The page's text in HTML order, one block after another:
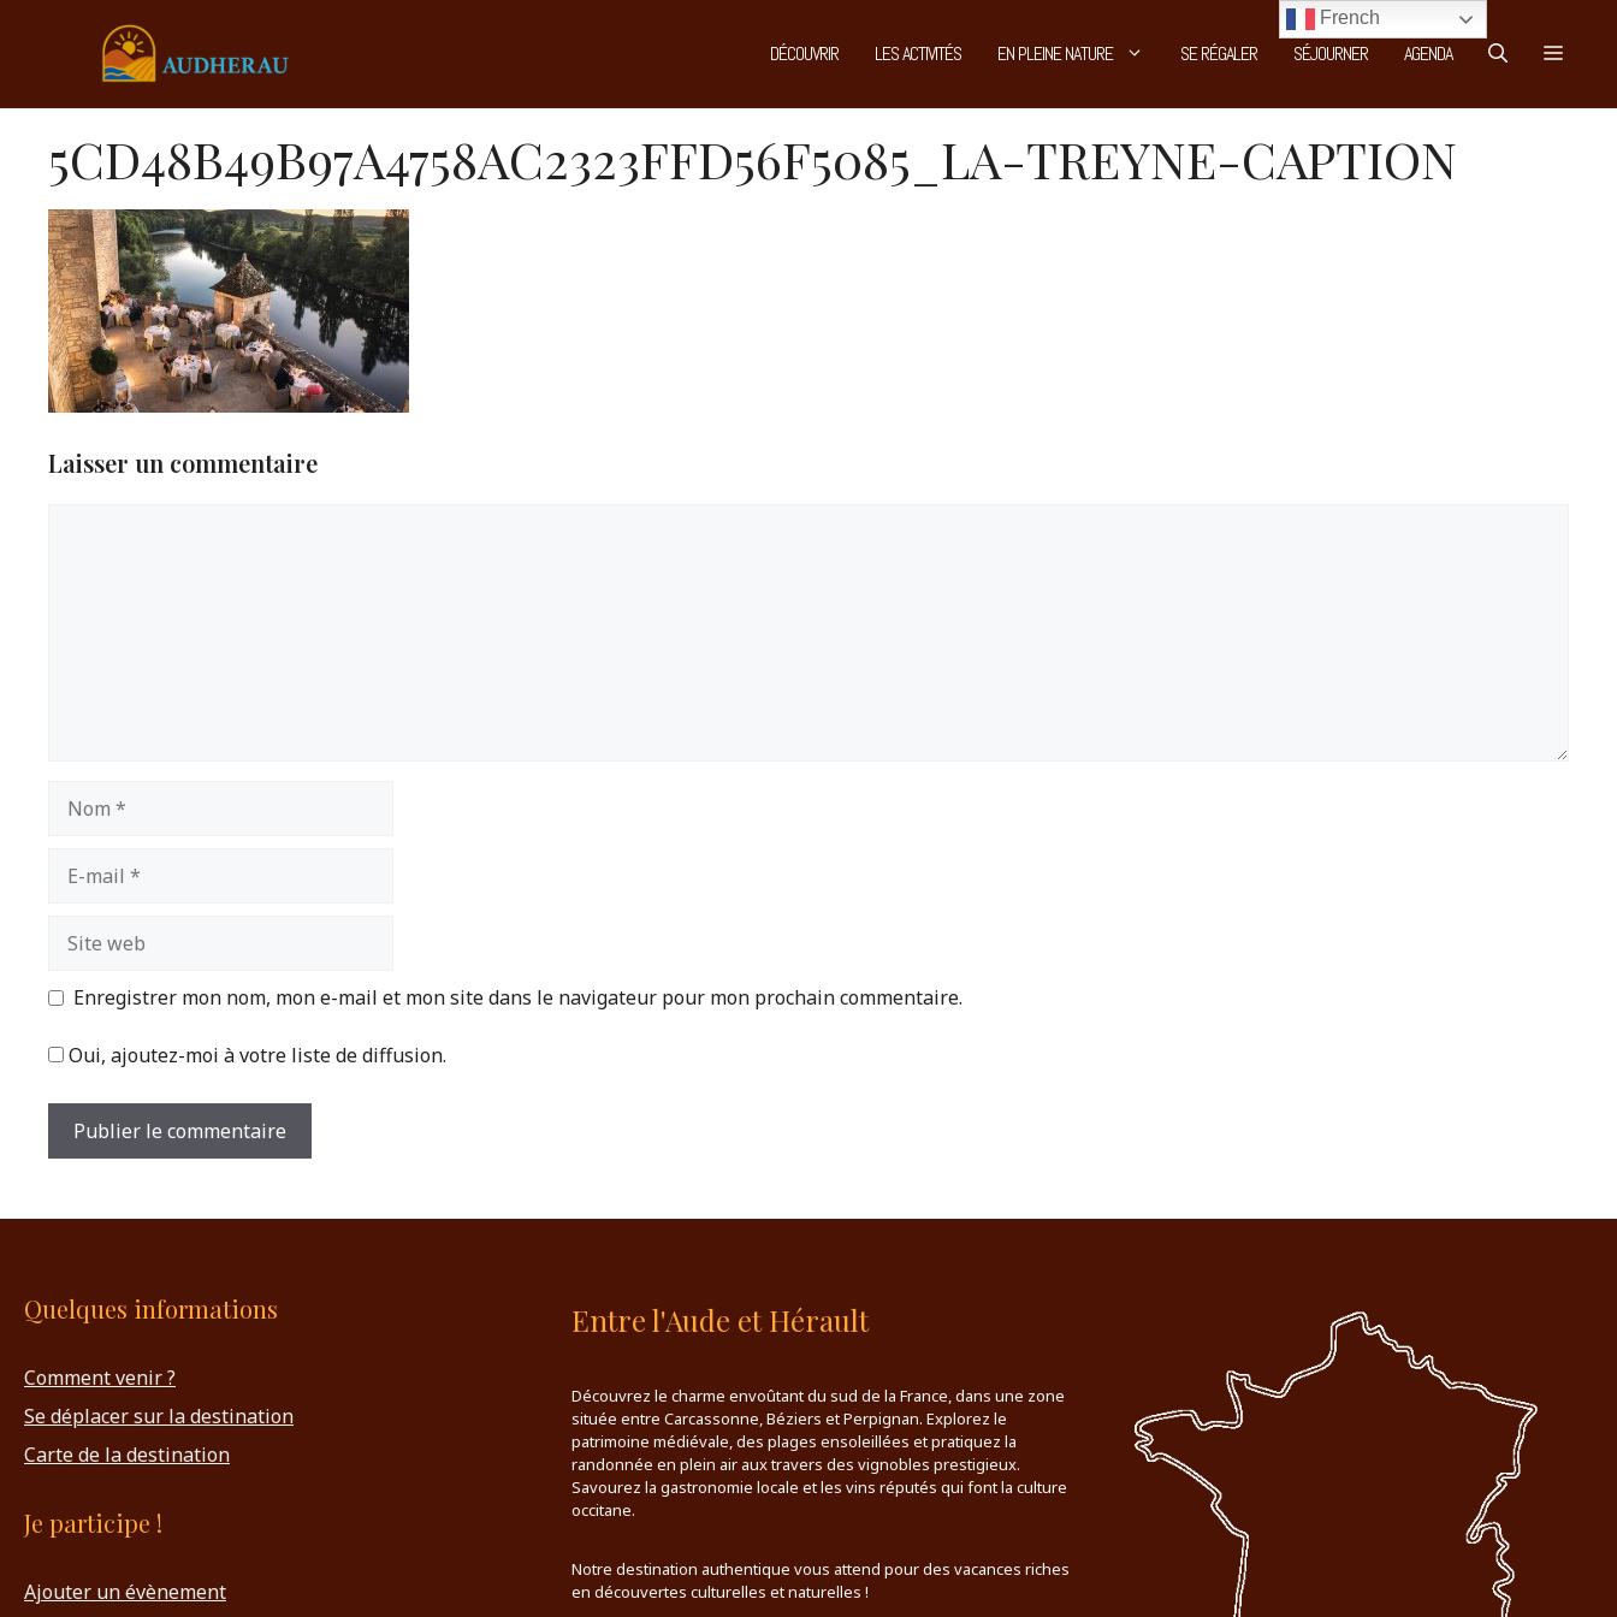
DÉCOUVRIR LES ACTIVITÉS EN PLEINE NATURE SE RÉGALER SÉJOURNER AGENDA
5CD48B49B97A4758AC2323FFD56F5085_LA-TREYNE-CAPTION
Laisser un commentaire
mail
web
Enregistrer mon nom, mon e-mail et mon site dans le navigateur pour mon prochain commentaire.
Oui, ajoutez-moi à votre liste de diffusion.
Quelques informations
Comment venir ?
Se déplacer sur la destination
Carte de la destination
Je participe !
Ajouter un évènement
Entre l'Aude et Hérault
Découvrez le charme envoûtant du sud de la France, dans une zone
située entre Carcassonne, Béziers et Perpignan. Explorez le
patrimoine médiévale, des plages ensoleillées et pratiquez la
randonnée en plein air aux travers des vignobles prestigieux.
Savourez la gastronomie locale et les vins réputés qui font la culture
occitane.
Notre destination authentique vous attend pour des vacances riches
en découvertes culturelles et naturelles !
French